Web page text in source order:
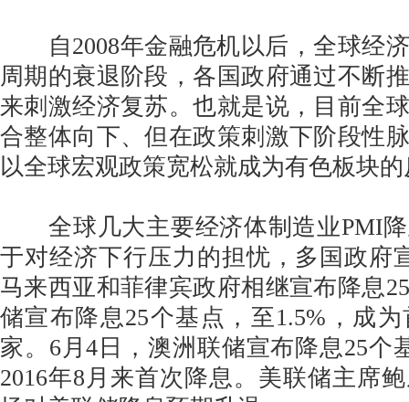
自2008年金融危机以后，全球经
周期的衰退阶段，各国政府通过不断
来刺激经济复苏。也就是说，目前全
合整体向下、但在政策刺激下阶段性
以全球宏观政策宽松就成为有色板块
全球几大主要经济体制造业PMI降
于对经济下行压力的担忧，多国政府
马来西亚和菲律宾政府相继宣布降息
储宣布降息25个基点，至1.5%，成
家。6月4日，澳洲联储宣布降息25个
2016年8月来首次降息。美联储主席